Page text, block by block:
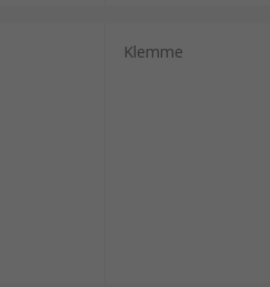
Klemme